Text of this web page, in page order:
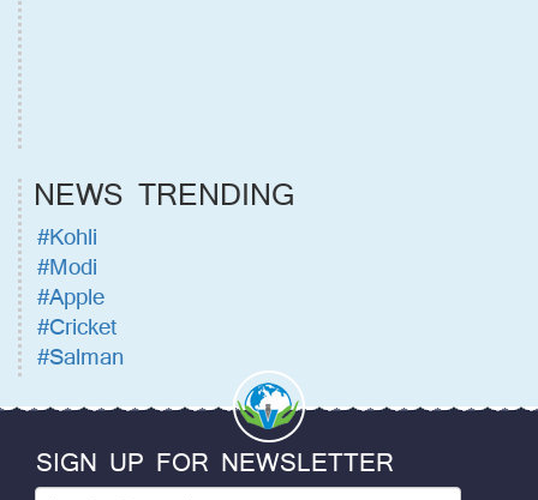
NEWS TRENDING
#Kohli
#Modi
#Apple
#Cricket
#Salman
SIGN UP FOR NEWSLETTER